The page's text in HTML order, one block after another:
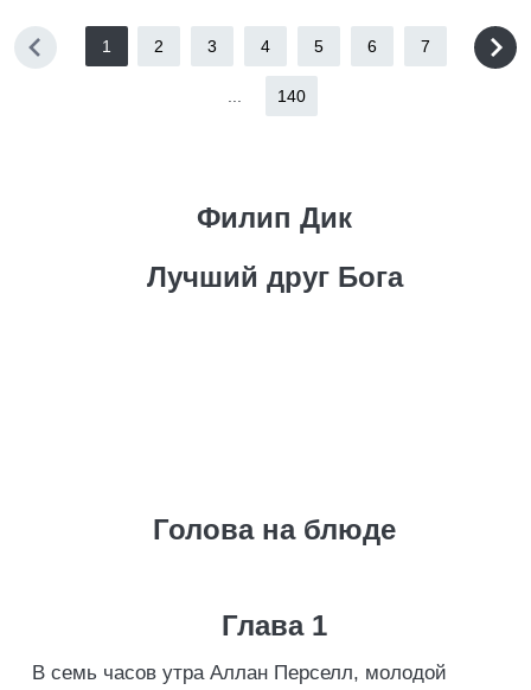
1 2 3 4 5 6 7
140
Филип Дик
Лучший друг Бога
Голова на блюде
Глава 1
В семь часов утра Аллан Перселл, молодой